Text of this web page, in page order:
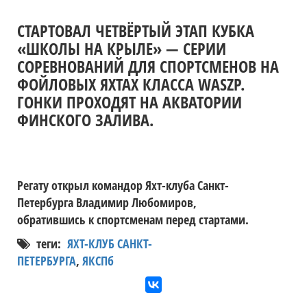
СТАРТОВАЛ ЧЕТВЁРТЫЙ ЭТАП КУБКА
«ШКОЛЫ НА КРЫЛЕ» — СЕРИИ
СОРЕВНОВАНИЙ ДЛЯ СПОРТСМЕНОВ НА
ФОЙЛОВЫХ ЯХТАХ КЛАССА WASZP.
ГОНКИ ПРОХОДЯТ НА АКВАТОРИИ
ФИНСКОГО ЗАЛИВА.
Регату открыл командор Яхт-клуба Санкт-
Петербурга Владимир Любомиров,
обратившись к спортсменам перед стартами.
теги: ЯХТ-КЛУБ САНКТ-
ПЕТЕРБУРГА, ЯКСПб